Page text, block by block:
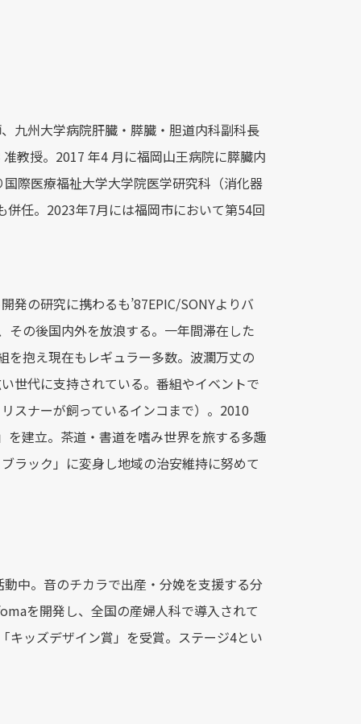
九州大学病院肝臓・膵臓・胆道内科副科長
教授。2017 年4 月に福岡山王病院に膵臓内
際医療福祉大学大学院医学研究科（消化器
任。2023年7月には福岡市において第54回
発の研究に携わるも’87EPIC/SONYよりバ
その後国内外を放浪する。一年間滞在した
を抱え現在もレギュラー多数。波瀾万丈の
世代に支持されている。番組やイベントで
スナーが飼っているインコまで）。2010
建立。茶道・書道を嗜み世界を旅する多趣
ラック」に変身し地域の治安維持に努めて
中。音のチカラで出産・分娩を支援する分
を開発し、全国の産婦人科で導入されて
キッズデザイン賞」を受賞。ステージ4とい